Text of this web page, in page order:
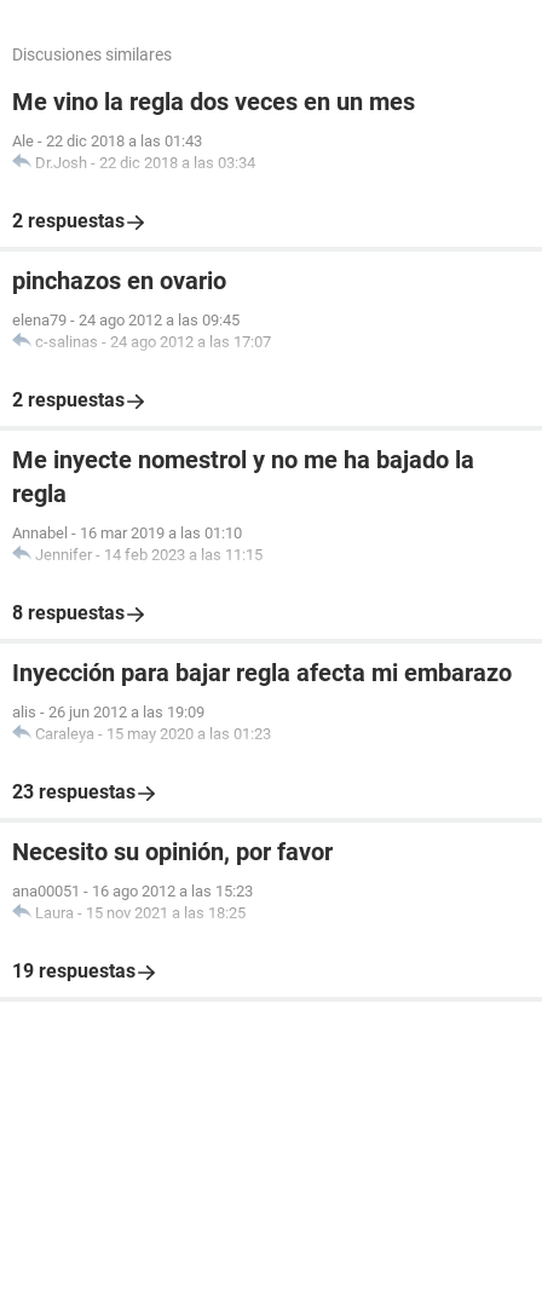
Discusiones similares
Me vino la regla dos veces en un mes
Ale - 22 dic 2018 a las 01:43
Dr.Josh - 22 dic 2018 a las 03:34
2 respuestas
pinchazos en ovario
elena79 - 24 ago 2012 a las 09:45
c-salinas - 24 ago 2012 a las 17:07
2 respuestas
Me inyecte nomestrol y no me ha bajado la
regla
Annabel - 16 mar 2019 a las 01:10
Jennifer - 14 feb 2023 a las 11:15
8 respuestas
Inyección para bajar regla afecta mi embarazo
alis - 26 jun 2012 a las 19:09
Caraleya - 15 may 2020 a las 01:23
23 respuestas
Necesito su opinión, por favor
ana00051 - 16 ago 2012 a las 15:23
Laura - 15 nov 2021 a las 18:25
19 respuestas